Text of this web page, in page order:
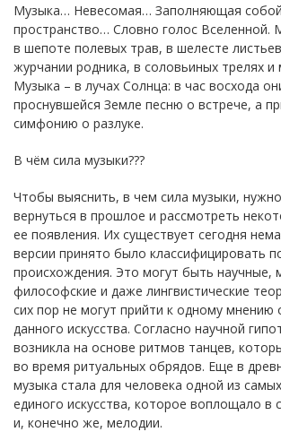
Музыка… Невесомая… Заполняющая
пространство… Словно голос Вселенной.
в шепоте полевых трав, в шелесте
журчании родника, в соловьиных трелях и
Музыка – в лучах Солнца: в час восхода
проснувшейся Земле песню о встрече, а
симфонию о разлуке.
В чём сила музыки???
Чтобы выяснить, в чем сила музыки,
вернуться в прошлое и рассмотреть
ее появления. Их существует сегодня
версии принято было классифицировать
происхождения. Это могут быть научные,
философские и даже лингвистические
сих пор не могут прийти к одному мнению
данного искусства. Согласно научной
возникла на основе ритмов танцев,
во время ритуальных обрядов. Еще в
музыка стала для человека одной из
единого искусства, которое воплощало в
и, конечно же, мелодии.